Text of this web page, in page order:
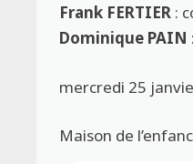
Frank FERTIER :
Dominique PAIN
mercredi 25
Maison de